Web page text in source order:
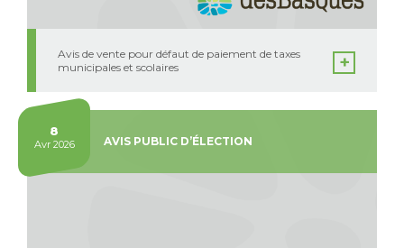
Avis de vente pour défaut de paiement de taxes
municipales et scolaires
AVIS PUBLIC D’ÉLECTION
8
Avr 2026